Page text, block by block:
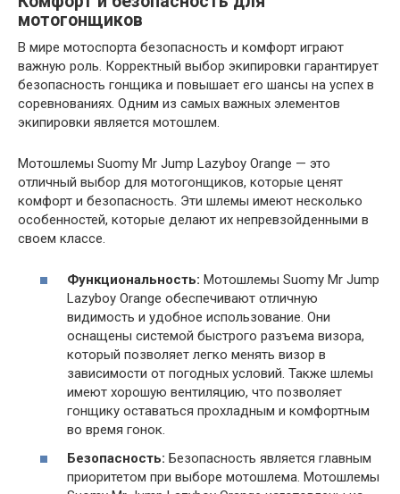
мотогонщиков
В мире мотоспорта безопасность и комфорт играют
важную роль. Корректный выбор экипировки гарантирует
безопасность гонщика и повышает его шансы на успех в
соревнованиях. Одним из самых важных элементов
экипировки является мотошлем.
Мотошлемы Suomy Mr Jump Lazyboy Orange — это
отличный выбор для мотогонщиков, которые ценят
комфорт и безопасность. Эти шлемы имеют несколько
особенностей, которые делают их непревзойденными в
своем классе.
Функциональность: Мотошлемы Suomy Mr Jump
Lazyboy Orange обеспечивают отличную
видимость и удобное использование. Они
оснащены системой быстрого разъема визора,
который позволяет легко менять визор в
зависимости от погодных условий. Также шлемы
имеют хорошую вентиляцию, что позволяет
гонщику оставаться прохладным и комфортным
во время гонок.
Безопасность: Безопасность является главным
приоритетом при выборе мотошлема. Мотошлемы